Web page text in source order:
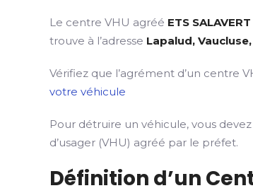
Le centre VHU agréé ETS
trouve à l’adresse Lapalud, Vaucluse,
Vérifiez que l’agrément d’un centre
votre véhicule
Pour détruire un véhicule, vous
d’usager (VHU) agréé par le préfet.
Définition d’un